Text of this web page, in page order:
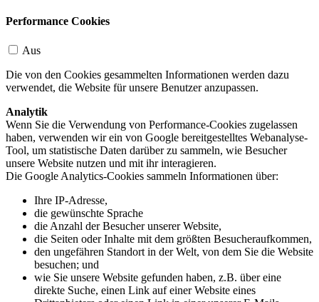
Performance Cookies
Aus
Die von den Cookies gesammelten Informationen werden dazu
verwendet, die Website für unsere Benutzer anzupassen.
Analytik
Wenn Sie die Verwendung von Performance-Cookies zugelassen
haben, verwenden wir ein von Google bereitgestelltes Webanalyse-
Tool, um statistische Daten darüber zu sammeln, wie Besucher
unsere Website nutzen und mit ihr interagieren.
Die Google Analytics-Cookies sammeln Informationen über:
Ihre IP-Adresse,
die gewünschte Sprache
die Anzahl der Besucher unserer Website,
die Seiten oder Inhalte mit dem größten Besucheraufkommen,
den ungefähren Standort in der Welt, von dem Sie die Website
besuchen; und
wie Sie unsere Website gefunden haben, z.B. über eine
direkte Suche, einen Link auf einer Website eines